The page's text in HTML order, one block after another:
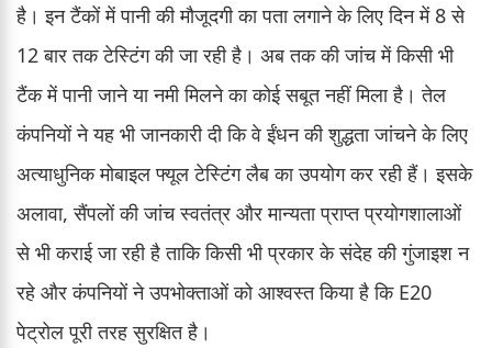
है। इन टैंकों में पानी की मौजूदगी का पता लगाने के लिए दिन में 8 से
12 बार तक टेस्टिंग की जा रही है। अब तक की जांच में किसी भी
टैंक में पानी जाने या नमी मिलने का कोई सबूत नहीं मिला है। तेल
कंपनियों ने यह भी जानकारी दी कि वे ईंधन की शुद्धता जांचने के लिए
अत्याधुनिक मोबाइल फ्यूल टेस्टिंग लैब का उपयोग कर रही हैं। इसके
अलावा, सैंपलों की जांच स्वतंत्र और मान्यता प्राप्त प्रयोगशालाओं
से भी कराई जा रही है ताकि किसी भी प्रकार के संदेह की गुंजाइश न
रहे और कंपनियों ने उपभोक्ताओं को आश्वस्त किया है कि E20
पेट्रोल पूरी तरह सुरक्षित है।